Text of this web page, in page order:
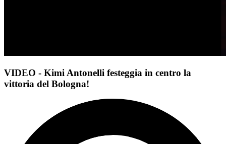
VIDEO - Kimi Antonelli festeggia in centro la
vittoria del Bologna!